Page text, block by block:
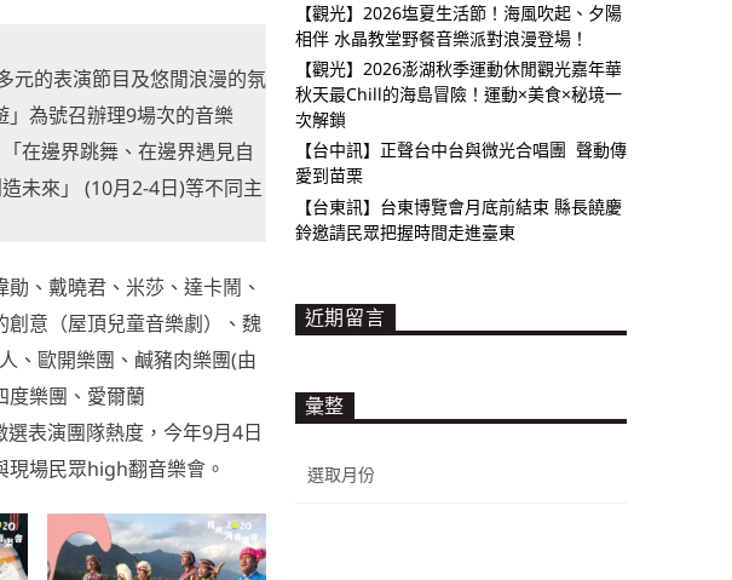
元的表演節目及悠閒浪漫的氛
為號召辦理9場次的音樂
在邊界跳舞、在邊界遇見自
未來」 (10月2-4日)等不同主
、戴曉君、米莎、達卡鬧、
意（屋頂兒童音樂劇）、魏
、歐開樂團、鹹豬肉樂團(由
度樂團、愛爾蘭
表演團隊熱度，今年9月4日
現場民眾high翻音樂會。
【觀光】2026塩夏生活節！海風吹起、夕陽
相伴 水晶教堂野餐音樂派對浪漫登場！
【觀光】2026澎湖秋季運動休閒觀光嘉年華
秋天最Chill的海島冒險！運動×美食×秘境一
次解鎖
【台中訊】正聲台中台與微光合唱團 聲動傳
愛到苗栗
【台東訊】台東博覽會月底前結束 縣長饒慶
鈴邀請民眾把握時間走進臺東
近期留言
彙整
整